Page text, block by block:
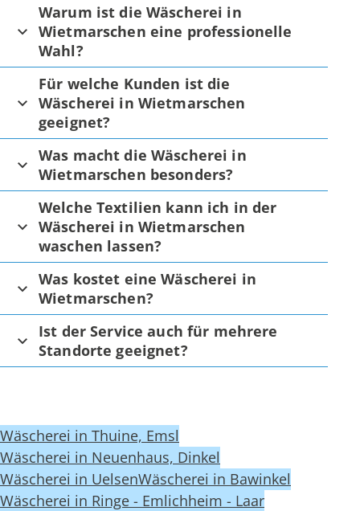
Warum ist die Wäscherei in
Wietmarschen eine professionelle
Wahl?
Für welche Kunden ist die
Wäscherei in Wietmarschen
geeignet?
Was macht die Wäscherei in
Wietmarschen besonders?
Welche Textilien kann ich in der
Wäscherei in Wietmarschen
waschen lassen?
Was kostet eine Wäscherei in
Wietmarschen?
Ist der Service auch für mehrere
Standorte geeignet?
Wäscherei in Thuine, Emsl
Wäscherei in Neuenhaus, Dinkel
Wäscherei in UelsenWäscherei in Bawinkel
Wäscherei in Ringe - Emlichheim - Laar